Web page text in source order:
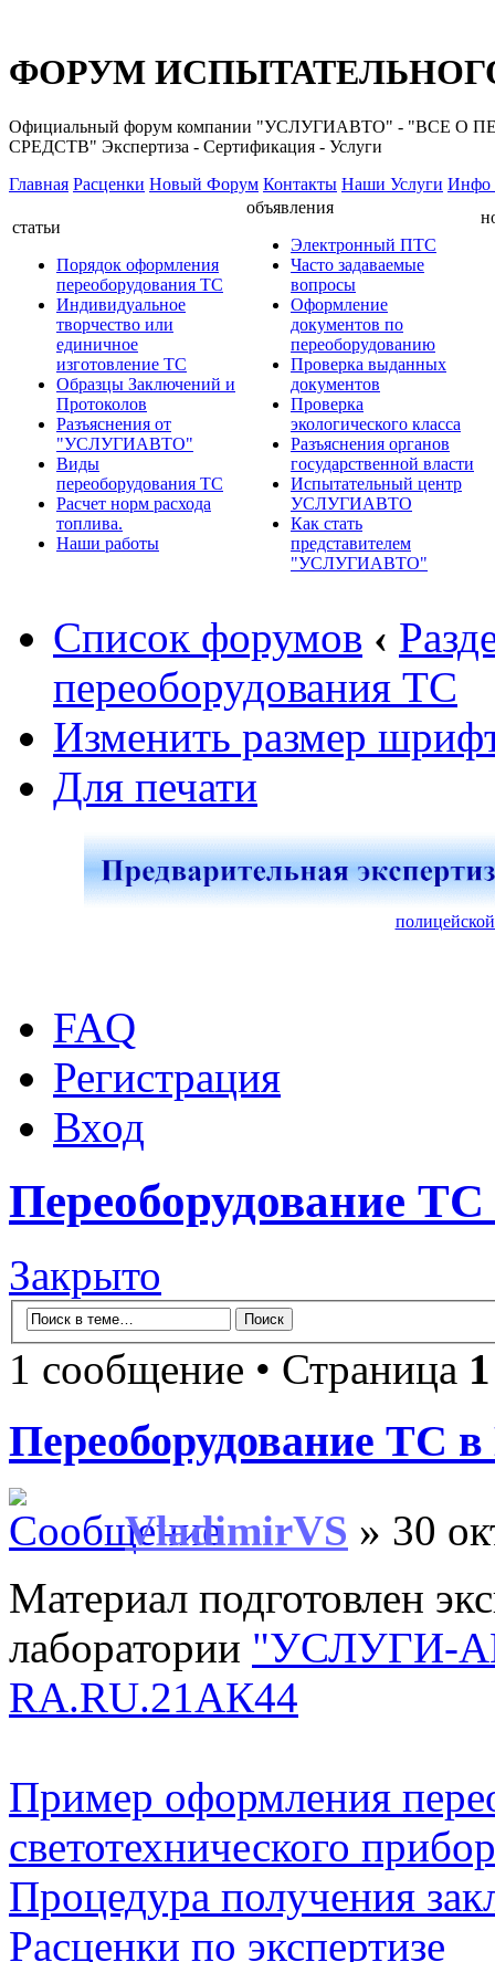
ФОРУМ
Официальный форум компании "УСЛУГИАВТО" -
СРЕДСТВ" Экспертиза - Сертификация - Услуги
Главная Расценки Новый Форум Контакты Наши Услуги Инфо
статьи
Порядок оформления
переоборудования ТС
Индивидуальное
творчество или
единичное
изготовление ТС
Образцы Заключений и
Протоколов
Разъяснения от
"УСЛУГИАВТО"
Виды
переоборудования ТС
Расчет норм расхода
топлива.
Наши работы
объявления
Электронный ПТС
Часто задаваемые
вопросы
Оформление
документов по
переоборудованию
Проверка выданных
документов
Проверка
экологического класса
Разъяснения органов
государственной власти
Испытательный центр
УСЛУГИАВТО
Как стать
представителем
"УСЛУГИАВТО"
Список форумов ‹
переоборудования ТС
Изменить размер
Для печати
FAQ
Регистрация
Вход
Переоборудование
Закрыто
1 сообщение • Страница 1
Переоборудование
VladimirVS » 30
Материал подготовлен
лаборатории "УСЛУГИ-
RA.RU.21АК44
Пример оформления
светотехнического
Процедура получения
Расценки по экспертизе